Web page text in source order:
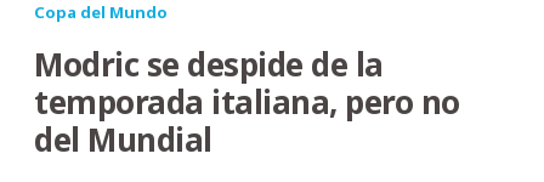
Copa del Mundo
Modric se despide de la
temporada italiana, pero no
del Mundial